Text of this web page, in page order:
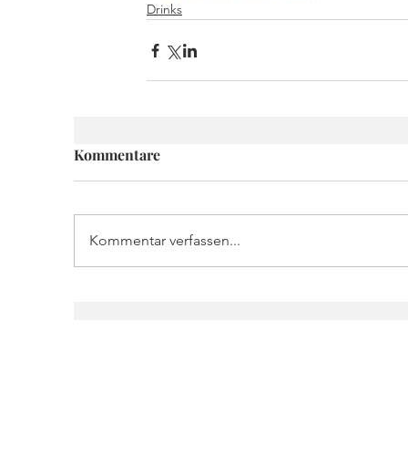
Drinks
Kommentare
Kommentar verfassen...